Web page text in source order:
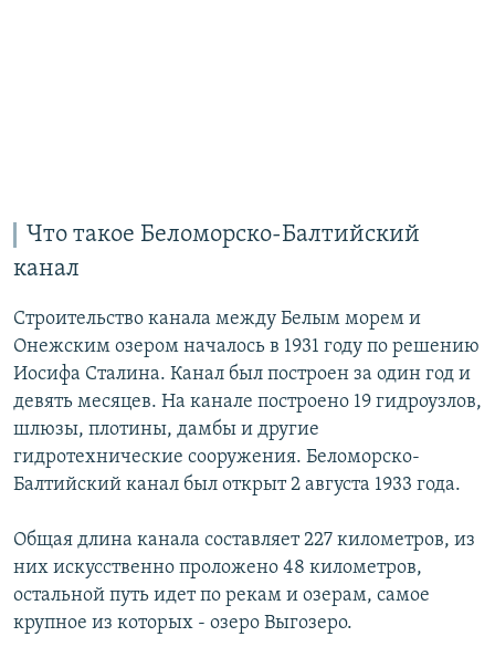
Что такое Беломорско-Балтийский
канал
Строительство канала между Белым морем и
Онежским озером началось в 1931 году по решению
Иосифа Сталина. Канал был построен за один год и
девять месяцев. На канале построено 19 гидроузлов,
шлюзы, плотины, дамбы и другие
гидротехнические сооружения. Беломорско-
Балтийский канал был открыт 2 августа 1933 года.
Общая длина канала составляет 227 километров, из
них искусственно проложено 48 километров,
остальной путь идет по рекам и озерам, самое
крупное из которых - озеро Выгозеро.